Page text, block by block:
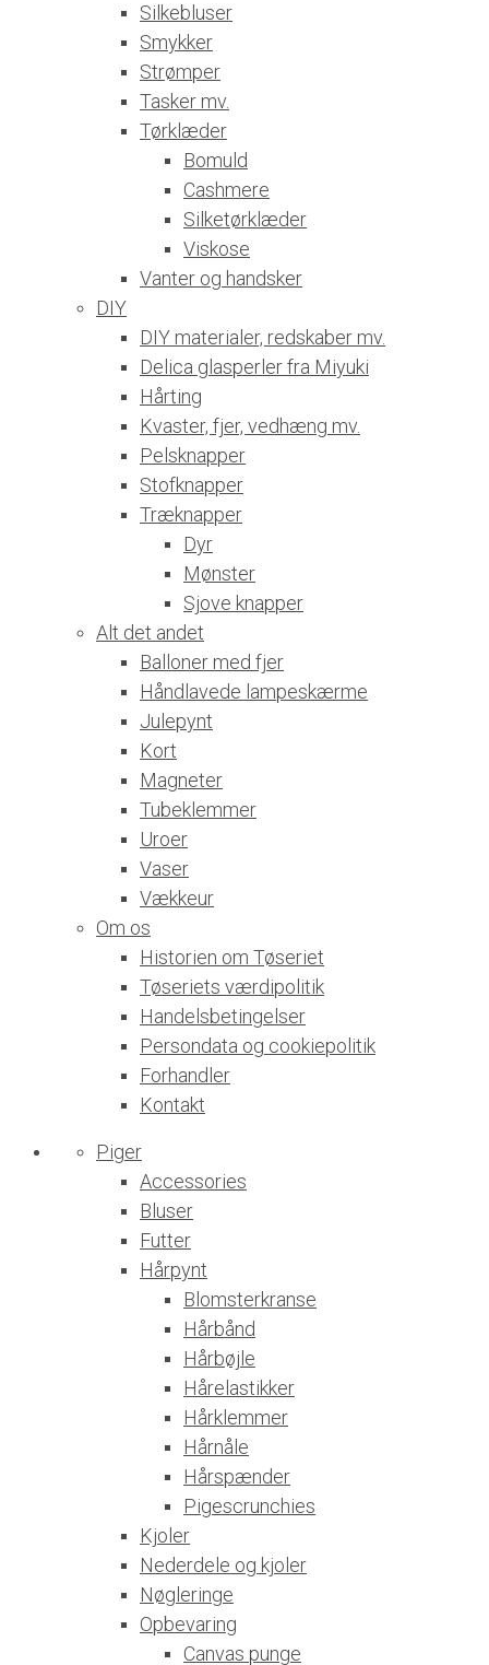
Silkebluser
Smykker
Strømper
Tasker mv.
Tørklæder
Bomuld
Cashmere
Silketørklæder
Viskose
Vanter og handsker
DIY
DIY materialer, redskaber mv.
Delica glasperler fra Miyuki
Hårting
Kvaster, fjer, vedhæng mv.
Pelsknapper
Stofknapper
Træknapper
Dyr
Mønster
Sjove knapper
Alt det andet
Balloner med fjer
Håndlavede lampeskærme
Julepynt
Kort
Magneter
Tubeklemmer
Uroer
Vaser
Vækkeur
Om os
Historien om Tøseriet
Tøseriets værdipolitik
Handelsbetingelser
Persondata og cookiepolitik
Forhandler
Kontakt
Piger
Accessories
Bluser
Futter
Hårpynt
Blomsterkranse
Hårbånd
Hårbøjle
Hårelastikker
Hårklemmer
Hårnåle
Hårspænder
Pigescrunchies
Kjoler
Nederdele og kjoler
Nøgleringe
Opbevaring
Canvas punge